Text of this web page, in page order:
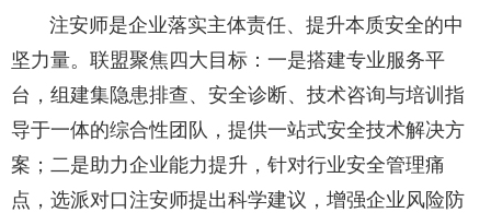
注安师是企业落实主体责任、提升本质安全的中
坚力量。联盟聚焦四大目标：一是搭建专业服务平
台，组建集隐患排查、安全诊断、技术咨询与培训指
导于一体的综合性团队，提供一站式安全技术解决方
案；二是助力企业能力提升，针对行业安全管理痛
点，选派对口注安师提出科学建议，增强企业风险防